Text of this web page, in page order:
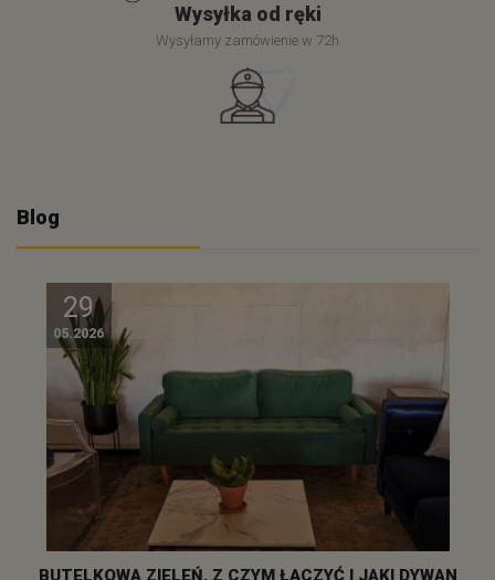
Wysyłka od ręki
Wysyłamy zamówienie w 72h
Blog
29
05.2026
BUTELKOWA ZIELEŃ, Z CZYM ŁĄCZYĆ I JAKI DYWAN